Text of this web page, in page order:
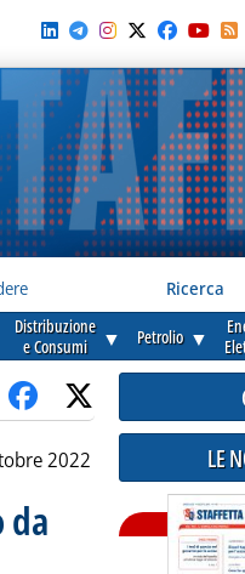
Ricerca
Distribuzione
e Consumi
▼ Petrolio ▼
2022
da
LE